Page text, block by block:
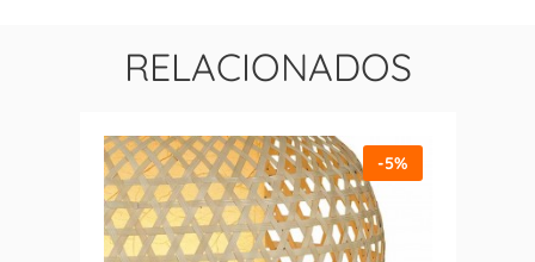
RELACIONADOS
-5%